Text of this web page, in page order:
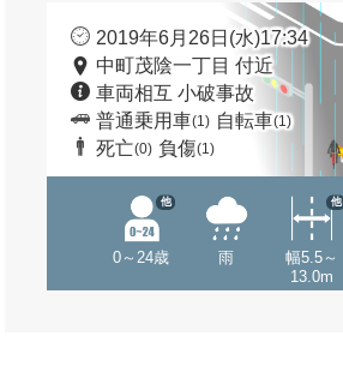
2019年6月26日(水)17:34
中町茂陰一丁目 付近
車両相互 小破事故
普通乗用車(1) 自転車(1)
死亡(0) 負傷(1)
0～24歳
他
雨
幅5.5～
13.0m
他